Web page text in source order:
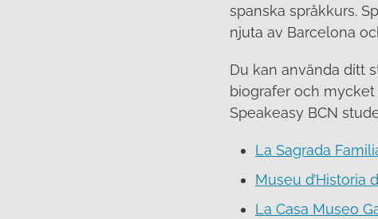
spanska språkkurs.
njuta av Barcelona
Du kan använda ditt
biografer och mycket
Speakeasy BCN
La Sagrada
Museu d’Historia
La Casa Museo